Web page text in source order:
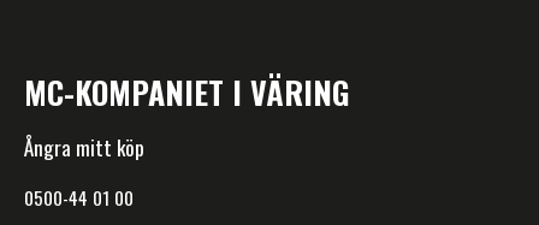
MC-KOMPANIET I VÄRING
Ångra mitt köp
0500-44 01 00